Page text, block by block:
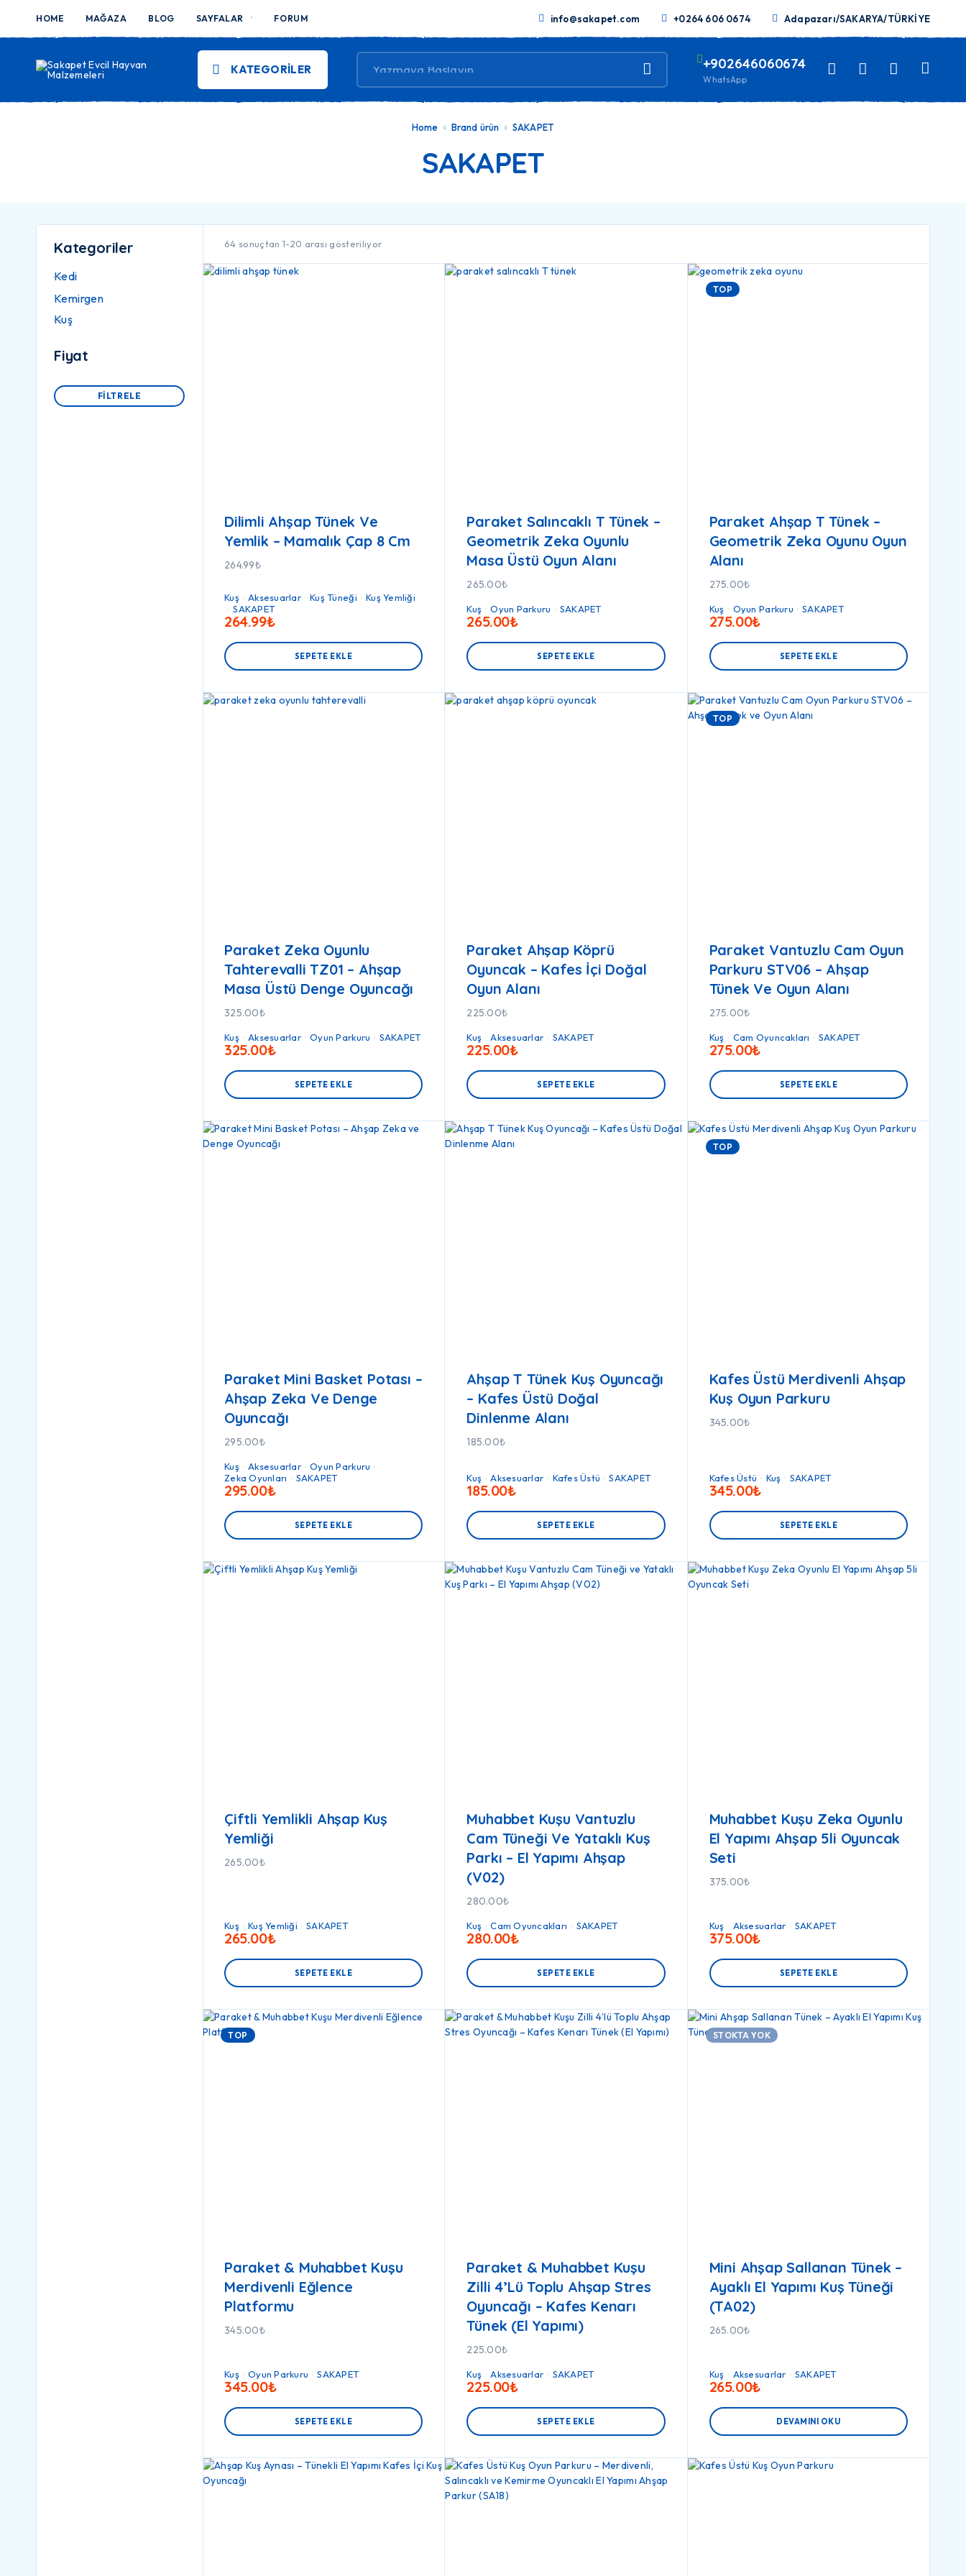
HOME MAĞAZA BLOG SAYFALAR FORUM info@sakapet.com +0264 606 0674 Adapazarı/SAKARYA/TÜRKİYE
KATEGORILER +902646060674
WhatsApp
Home Brand ürün SAKAPET
SAKAPET
Kategoriler
Kedi
Kemirgen
Kuş
Fiyat
FILTRELE
64 sonuçtan 1-20 arası gösteriliyor
Dilimli Ahşap Tünek Ve
Yemlik – Mamalık Çap 8 Cm
264.99₺
Kuş Aksesuarlar Kuş Tüneği
Kuş Yemliği
SAKAPET
264.99₺
SEPETE EKLE
Paraket Salıncaklı T Tünek –
Geometrik Zeka Oyunlu
Masa Üstü Oyun Alanı
265.00₺
Kuş Oyun Parkuru SAKAPET
265.00₺
SEPETE EKLE
TOP
Paraket Ahşap T Tünek –
Geometrik Zeka Oyunu Oyun
Alanı
275.00₺
Kuş Oyun Parkuru SAKAPET
275.00₺
SEPETE EKLE
Paraket Zeka Oyunlu
Tahterevalli TZ01 – Ahşap
Masa Üstü Denge Oyuncağı
325.00₺
Kuş Aksesuarlar Oyun Parkuru SAKAPET
325.00₺
SEPETE EKLE
Paraket Ahşap Köprü
Oyuncak – Kafes İçi Doğal
Oyun Alanı
225.00₺
Kuş Aksesuarlar SAKAPET
225.00₺
SEPETE EKLE
TOP
Paraket Vantuzlu Cam Oyun
Parkuru STV06 – Ahşap
Tünek Ve Oyun Alanı
275.00₺
Kuş Cam Oyuncakları SAKAPET
275.00₺
SEPETE EKLE
Paraket Mini Basket Potası –
Ahşap Zeka Ve Denge
Oyuncağı
295.00₺
Kuş Aksesuarlar
Oyun Parkuru
Zeka Oyunları
SAKAPET
295.00₺
SEPETE EKLE
Ahşap T Tünek Kuş Oyuncağı
– Kafes Üstü Doğal
Dinlenme Alanı
185.00₺
Kuş Aksesuarlar Kafes Üstü SAKAPET
185.00₺
SEPETE EKLE
TOP
Kafes Üstü Merdivenli Ahşap
Kuş Oyun Parkuru
345.00₺
Kafes Üstü Kuş SAKAPET
345.00₺
SEPETE EKLE
Çiftli Yemlikli Ahşap Kuş
Yemliği
265.00₺
Kuş Kuş Yemliği SAKAPET
265.00₺
SEPETE EKLE
Muhabbet Kuşu Vantuzlu
Cam Tüneği Ve Yataklı Kuş
Parkı – El Yapımı Ahşap
(V02)
280.00₺
Kuş Cam Oyuncakları SAKAPET
280.00₺
SEPETE EKLE
Muhabbet Kuşu Zeka Oyunlu
El Yapımı Ahşap 5li Oyuncak
Seti
375.00₺
Kuş Aksesuarlar SAKAPET
375.00₺
SEPETE EKLE
TOP
Paraket & Muhabbet Kuşu
Merdivenli Eğlence
Platformu
345.00₺
Kuş Oyun Parkuru SAKAPET
345.00₺
SEPETE EKLE
Paraket & Muhabbet Kuşu
Zilli 4’lü Toplu Ahşap Stres
Oyuncağı – Kafes Kenarı
Tünek (El Yapımı)
225.00₺
Kuş Aksesuarlar SAKAPET
225.00₺
SEPETE EKLE
STOKTA YOK
Mini Ahşap Sallanan Tünek –
Ayaklı El Yapımı Kuş Tüneği
(TA02)
265.00₺
Kuş Aksesuarlar SAKAPET
265.00₺
DEVAMINI OKU